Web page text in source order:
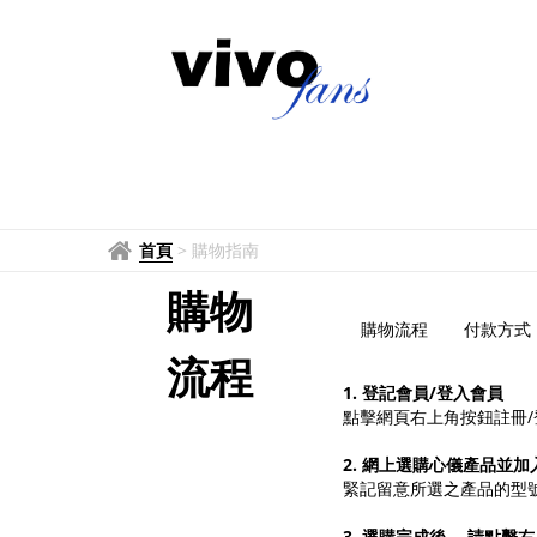
首頁 > 購物指南
購物
流程
購物流程 付款方式
1. 登記會員/登入會員
點擊網頁右上角按鈕註冊
2. 網上選購心儀產品並加
緊記留意所選之產品的型